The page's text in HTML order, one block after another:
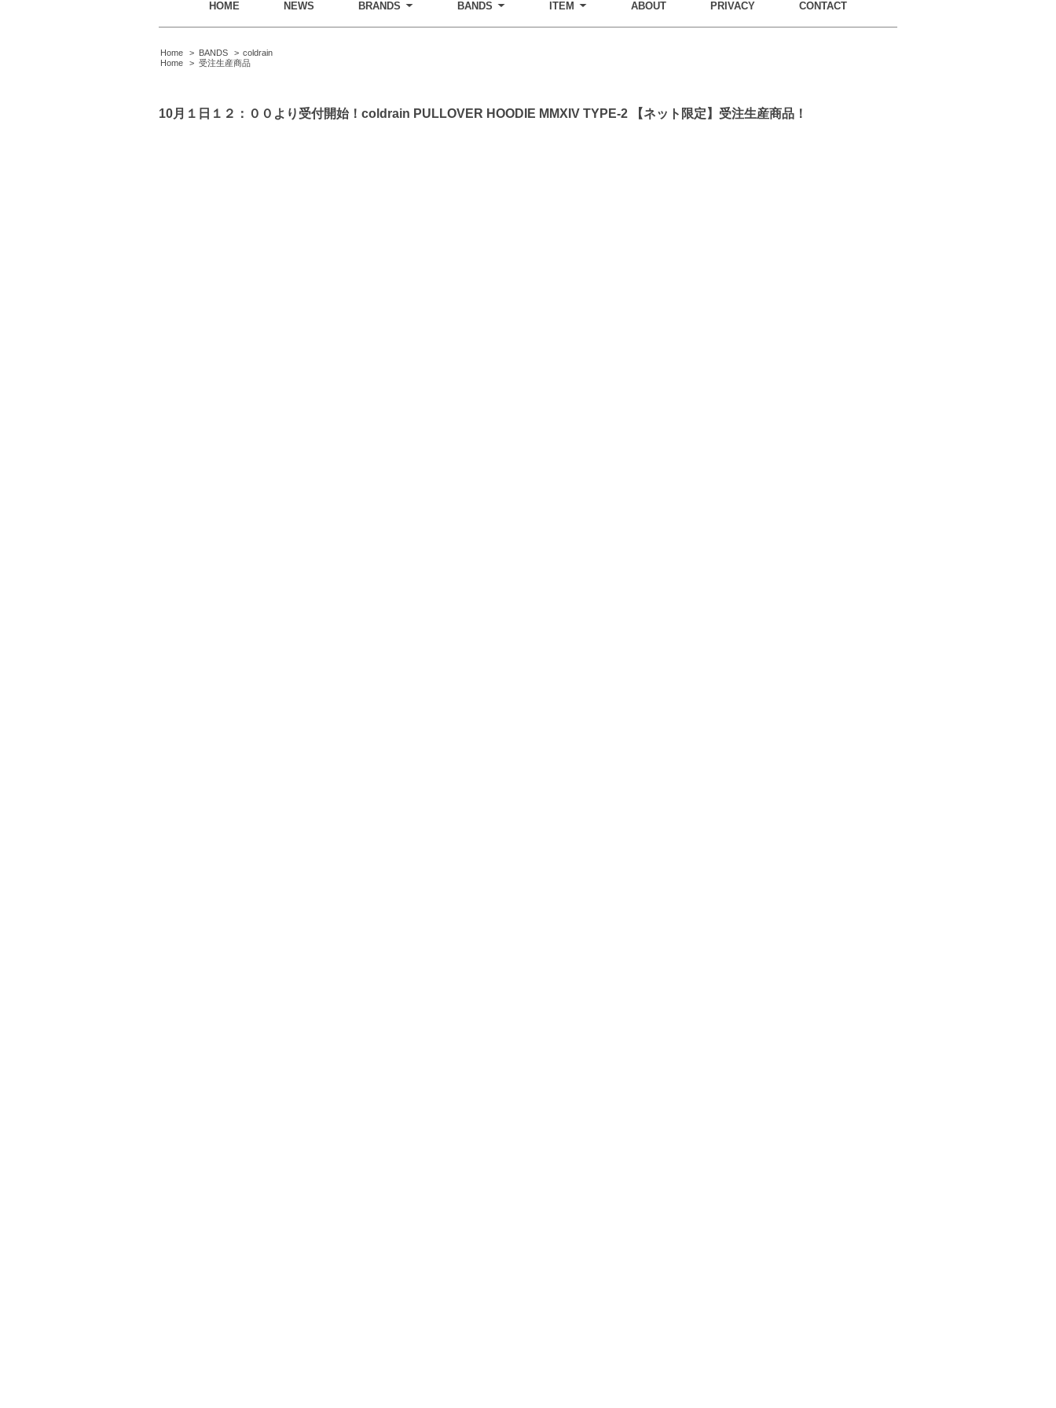
HOME NEWS BRANDS BANDS ITEM ABOUT PRIVACY CONTACT
Home > BANDS > coldrain
Home
> 受注生産商品
10月１日１２：００より受付開始！coldrain PULLOVER HOODIE MMXIV TYPE-2 【ネット限定】受注生産商品！